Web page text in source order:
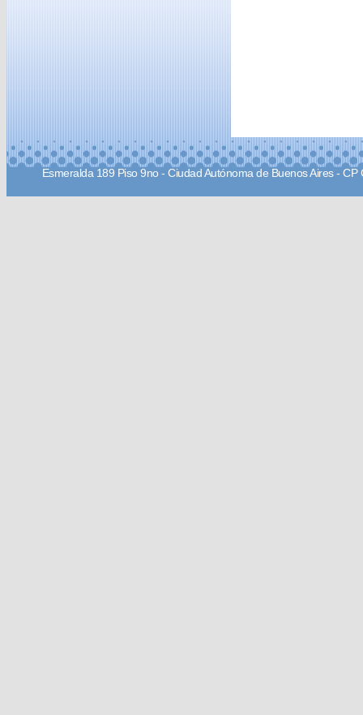
Esmeralda 189 Piso 9no - Ciudad Autónoma de Buenos Aires -